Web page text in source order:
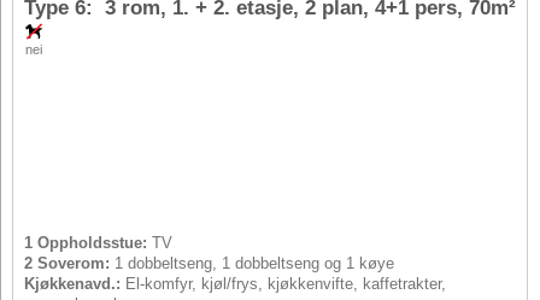
nei
Type 6: 3 rom, 1. + 2. etasje, 2 plan, 4+1 pers, 70m²
1 Oppholdsstue: TV
2 Soverom: 1 dobbeltseng, 1 dobbeltseng og 1 køye
Kjøkkenavd.: El-komfyr, kjøl/frys, kjøkkenvifte, kaffetrakter,